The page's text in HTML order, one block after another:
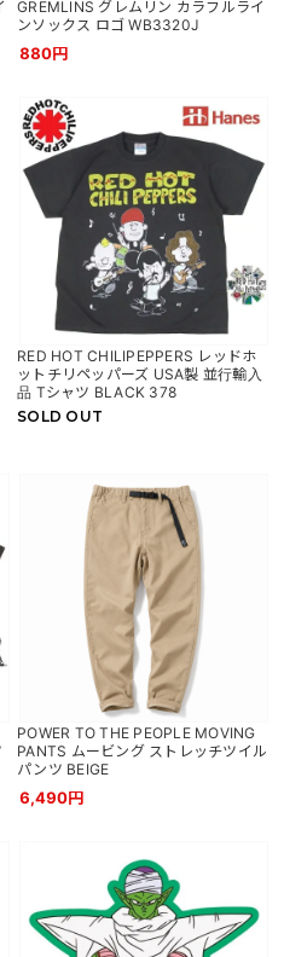
GREMLINS グレムリン カラフルライ
ンソックス ロゴ WB3320J
880円
RED HOT CHILIPEPPERS レッドホ
ットチリペッパーズ USA製 並行輸入
品 Tシャツ BLACK 378
SOLD OUT
POWER TO THE PEOPLE MOVING
PANTS ムービング ストレッチツイル
パンツ BEIGE
6,490円